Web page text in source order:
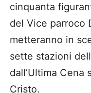
cinquanta
del Vice parroco
metteranno in
sette stazioni
dall’Ultima Cena
Cristo.